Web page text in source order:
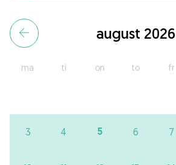
august 2026
ma ti on to fr
3 4 5 6 7